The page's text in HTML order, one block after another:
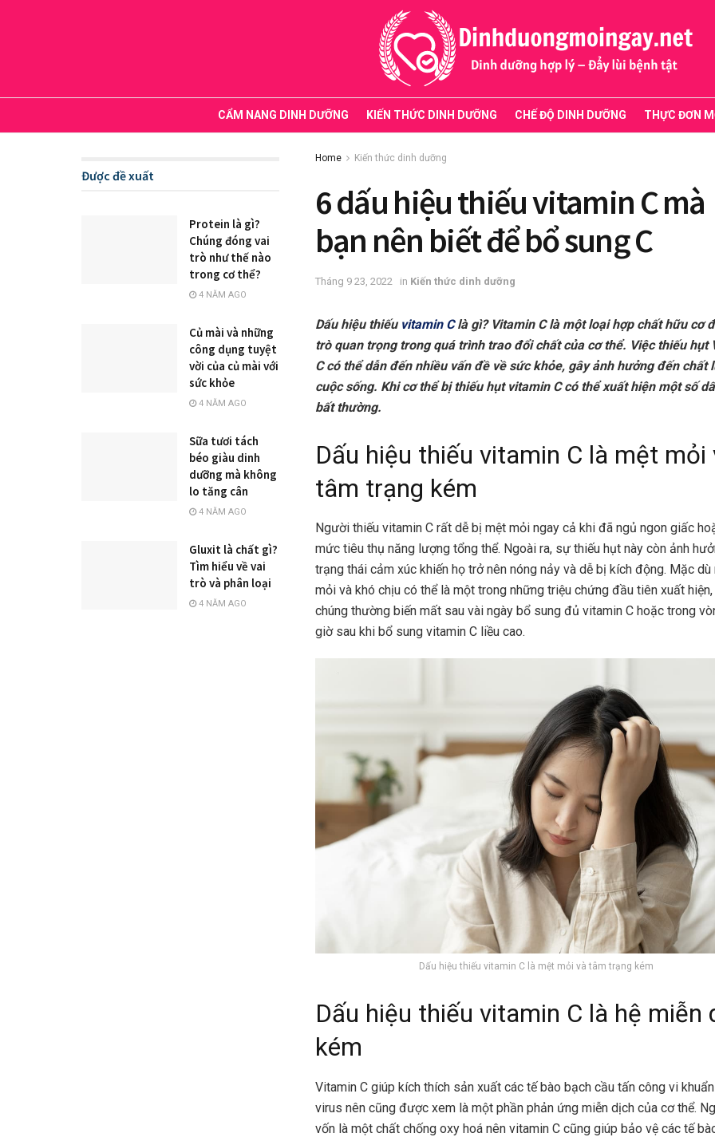
CẨM NANG DINH DƯỠNG KIẾN THỨC DINH DƯỠNG CHẾ ĐỘ DINH DƯỠNG THỰC ĐƠN
Home Kiến thức dinh dưỡng
6 dấu hiệu thiếu vitamin C mà
bạn nên biết để bổ sung C
Tháng 9 23, 2022 in Kiến thức dinh dưỡng
Dấu hiệu thiếu vitamin Clà gì? Vitamin C là một loại hợp chất hữu cơ
trò quan trọng trong quá trình trao đổi chất của cơ thể. Việc thiếu hụt
C có thể dẫn đến nhiều vấn đề về sức khỏe, gây ảnh hưởng đến chất
cuộc sống. Khi cơ thể bị thiếu hụt vitamin C có thể xuất hiện một số
bất thường.
Dấu hiệu thiếu vitamin C là mệt mỏi
tâm trạng kém
Người thiếu vitamin C rất dễ bị mệt mỏi ngay cả khi đã ngủ ngon giấc
mức tiêu thụ năng lượng tổng thể. Ngoài ra, sự thiếu hụt này còn ảnh
trạng thái cảm xúc khiến họ trở nên nóng nảy và dễ bị kích động. Mặc dù
mỏi và khó chịu có thể là một trong những triệu chứng đầu tiên xuất
chúng thường biến mất sau vài ngày bổ sung đủ vitamin C hoặc trong
giờ sau khi bổ sung vitamin C liều cao.
Dấu hiệu thiếu vitamin C là mệt mỏi và tâm trạng kém
Dấu hiệu thiếu vitamin C là hệ miễn
kém
Vitamin C giúp kích thích sản xuất các tế bào bạch cầu tấn công vi
virus nên cũng được xem là một phần phản ứng miễn dịch của cơ thể.
vốn là một chất chống oxy hoá nên vitamin C cũng giúp bảo vệ các tế
Được đề xuất
Protein là gì?
Chúng đóng vai
trò như thế nào
trong cơ thể?
4 NĂM AGO
Củ mài và những
công dụng tuyệt
vời của củ mài với
sức khỏe
4 NĂM AGO
Sữa tươi tách
béo giàu dinh
dưỡng mà không
lo tăng cân
4 NĂM AGO
Gluxit là chất gì?
Tìm hiểu về vai
trò và phân loại
4 NĂM AGO